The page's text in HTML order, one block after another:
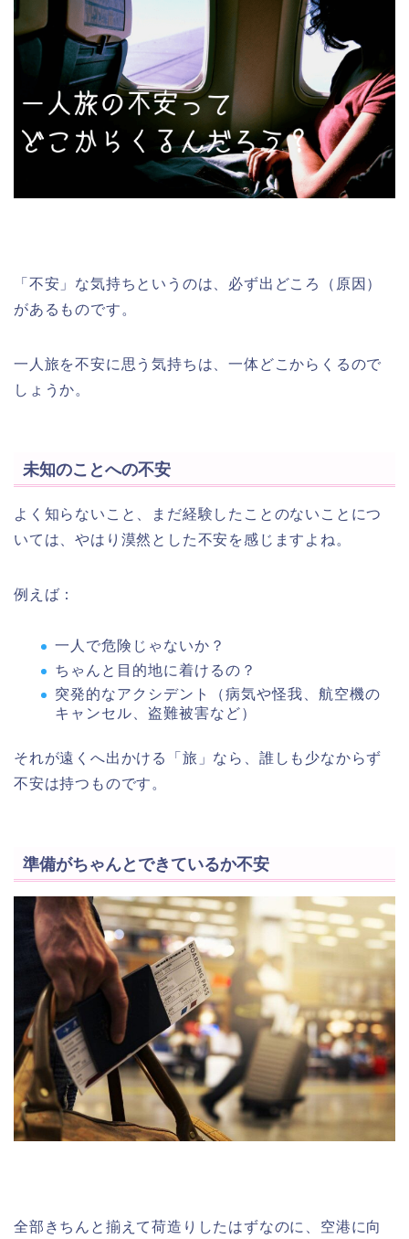
「不安」な気持ちというのは、必ず出どころ（原因）
があるものです。
一人旅を不安に思う気持ちは、一体どこからくるので
しょうか。
未知のことへの不安
よく知らないこと、まだ経験したことのないことにつ
いては、やはり漠然とした不安を感じますよね。
例えば：
一人で危険じゃないか？
ちゃんと目的地に着けるの？
突発的なアクシデント（病気や怪我、航空機の
キャンセル、盗難被害など）
それが遠くへ出かける「旅」なら、誰しも少なからず
不安は持つものです。
準備がちゃんとできているか不安
全部きちんと揃えて荷造りしたはずなのに、空港に向